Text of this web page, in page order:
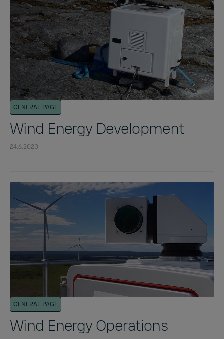
GENERAL PAGE
Wind Energy Development
24.6.2020
GENERAL PAGE
Wind Energy Operations